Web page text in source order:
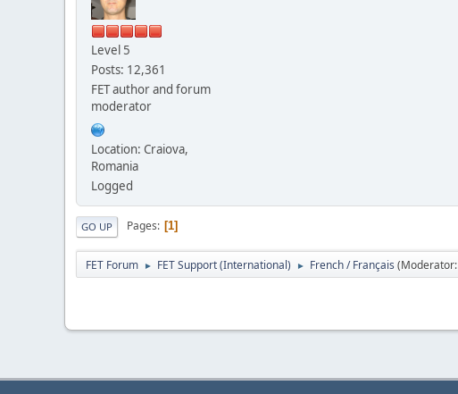
Level 5
Posts: 12,361
FET author and forum
moderator
Location: Craiova,
Romania
Logged
GO UP Pages 1
FET Forum ► FET Support (International) ► French / Français (Moderator: